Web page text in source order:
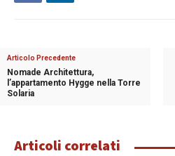
Articolo Precedente
Nomade Architettura,
l’appartamento Hygge nella Torre
Solaria
Articoli correlati